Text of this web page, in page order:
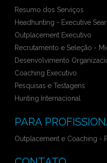
Resumo dos Serviços
Headhunting - Executive
Outplacement Executivo
Recrutamento e Seleção -
Desenvolvimento
Coaching Executivo
Pesquisas e Testagens
Hunting Internacional
PARA
Outplacement e Coaching -